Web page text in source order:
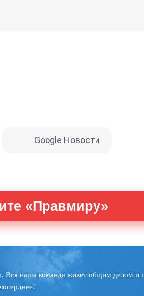
Google Новости
«Правмиру»
Вся наша команда живет общим делом и